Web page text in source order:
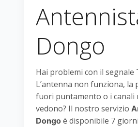
Dongo
Hai problemi con il segnale
L’antenna non funziona, la
fuori puntamento o i canali
vedono? Il nostro servizio
Dongo è disponibile 7